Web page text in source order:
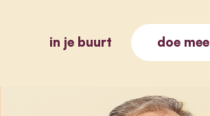
in je buurt doe mee